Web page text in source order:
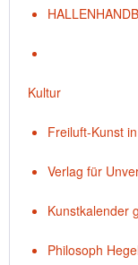
Kultur
Freiluft-Kunst
Verlag für
Kunstkalender
Philosoph